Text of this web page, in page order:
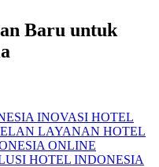
Baru untuk
INOVASI HOTEL
LAYANAN HOTEL
ONLINE
HOTEL INDONESIA